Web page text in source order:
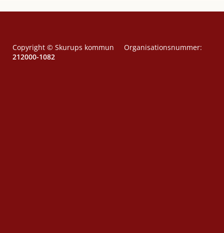
Copyright © Skurups kommun Organisationsnummer:
212000-1082